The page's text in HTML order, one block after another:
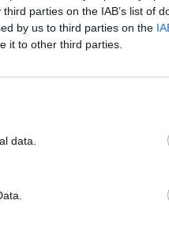
parties on the IAB’s list of
by us to third parties on the
it to other third parties.
data.
σειρά του, ο
ήταν
πως
του
όλοι τον
ο
Τομ